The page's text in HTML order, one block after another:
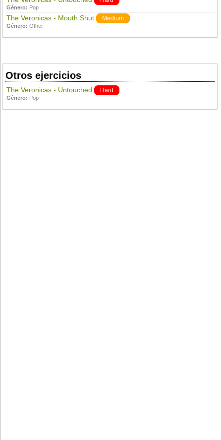
Género: Pop
The Veronicas - Mouth Shut Medium
Género:Other
Otros ejercicios
The Veronicas - Untouched Hard
Género: Pop